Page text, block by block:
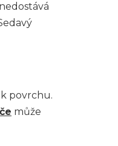
povrchu.
může